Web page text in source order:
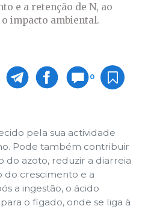
e a retenção de N, ao
impacto ambiental.
0
pela sua actividade
Pode também contribuir
do azoto, reduzir a diarreia
crescimento e a
a ingestão, o ácido
o fígado, onde se liga à